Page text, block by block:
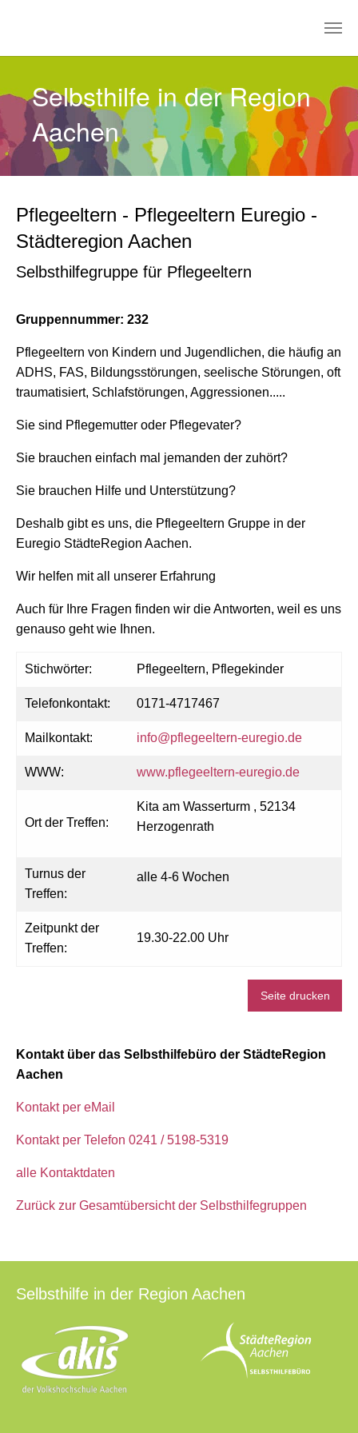
Selbsthilfe in der Region
Aachen
Pflegeeltern - Pflegeeltern Euregio -
Städteregion Aachen
Selbsthilfegruppe für Pflegeeltern
Gruppennummer: 232
Pflegeeltern von Kindern und Jugendlichen, die häufig an
ADHS, FAS, Bildungsstörungen, seelische Störungen, oft
traumatisiert, Schlafstörungen, Aggressionen.....
Sie sind Pflegemutter oder Pflegevater?
Sie brauchen einfach mal jemanden der zuhört?
Sie brauchen Hilfe und Unterstützung?
Deshalb gibt es uns, die Pflegeeltern Gruppe in der
Euregio StädteRegion Aachen.
Wir helfen mit all unserer Erfahrung
Auch für Ihre Fragen finden wir die Antworten, weil es uns
genauso geht wie Ihnen.
Stichwörter: Pflegeeltern, Pflegekinder
Telefonkontakt: 0171-4717467
Mailkontakt: info@pflegeeltern-euregio.de
WWW: www.pflegeeltern-euregio.de
Ort der Treffen:
Kita am Wasserturm , 52134
Herzogenrath
Turnus der
Treffen:
alle 4-6 Wochen
Zeitpunkt der
Treffen:
19.30-22.00 Uhr
Seite drucken
Kontakt über das Selbsthilfebüro der StädteRegion
Aachen
Kontakt per eMail
Kontakt per Telefon 0241 / 5198-5319
alle Kontaktdaten
Zurück zur Gesamtübersicht der Selbsthilfegruppen
Selbsthilfe in der Region Aachen